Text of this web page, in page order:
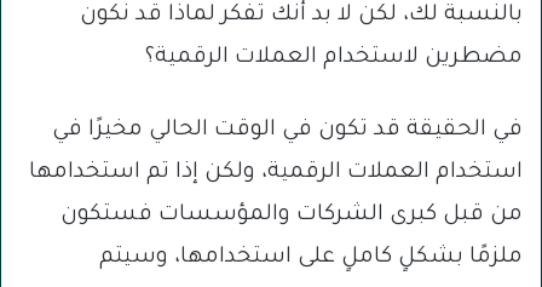
بالنسبة لك، لكن لا بد أنك تفكر لماذا قد نكون
مضطرين لاستخدام العملات الرقمية؟
في الحقيقة قد تكون في الوقت الحالي مخيرًا في
استخدام العملات الرقمية، ولكن إذا تم استخدامها
من قبل كبرى الشركات والمؤسسات فستكون
ملزمًا بشكلٍ كاملٍ على استخدامها، وسيتم